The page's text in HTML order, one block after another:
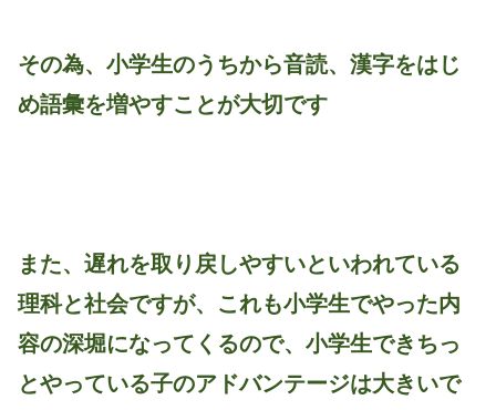
その為、小学生のうちから音読、漢字をはじ
め語彙を増やすことが大切です
また、遅れを取り戻しやすいといわれている
理科と社会ですが、これも小学生でやった内
容の深堀になってくるので、小学生できちっ
とやっている子のアドバンテージは大きいで